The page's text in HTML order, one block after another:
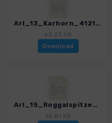
Arl_13_Karhorn_4121_5.gpx
65.23 KB
Download
Arl_15_Roggalspitze_4121_5.gpx
66.81 KB